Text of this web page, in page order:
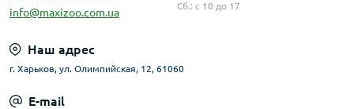
info@maxizoo.com.ua
Сб.: с 10 до 17
Наш адрес
г. Харьков, ул. Олимпийская, 12, 61060
E-mail